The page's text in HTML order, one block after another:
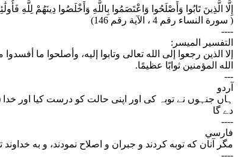
إِلَّا الَّذِينَ تَابُوا وَأَصْلَحُوا وَاعْتَصَمُوا بِاللَّهِ وَأَخْلَصُوا دِينَهُمْ
( سورة النساء رقم 4 ، الآية رقم 146)
----
التفسير الميسر:
إلا الذين رجعوا إلى الله تعالى وتابوا إليه، وأصلحوا ما
الله المؤمنين ثوابًا عظيمًا.
---
آردو
ہاں جنہوں نے توبہ کی اور اپنی حالت کو درست کیا اور
دے گا
----
فارسي
مگر آنان که توبه کردند و جبران و اصلاح نمودند، و به